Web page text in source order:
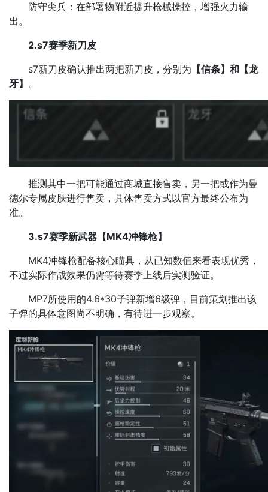
防守尖兵：在部署物附近提升枪械操控，增强火力输
出。
2.s7赛季新刀皮
s7新刀皮​确认推出两把新刀皮，分别为 【信条】和【龙
牙】 。
推测其中一把可能通过商城直接售卖，另一把或作为曼
德尔专属皮肤进行售卖，具体售卖方式以官方最终公布为
准。​
3.s7赛季新武器​【MK4冲锋枪】
MK4冲锋枪配备核心瞄具，从已知数值来看表现优秀，
不过实际作战效果仍需等待赛季上线后实测验证。​
MP7所使用的4.6*30子弹新增6级弹，目前策划推出该
子弹的具体意图尚不明确，有待进一步观察。